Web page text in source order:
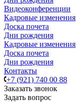
Видеоконференции
Кадровые изменения
Доска почета
Дни рождения
Кадровые изменения
Доска почета
Дни рождения
Контакты
+7 (921) 740 00 88
Заказать звонок
Задать вопрос